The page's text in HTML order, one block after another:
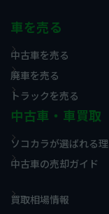
車を売る
中古車を売る
廃車を売る
トラックを売る
中古車・車買取
ソコカラが選ばれる
中古車の売却ガイド
買取相場情報